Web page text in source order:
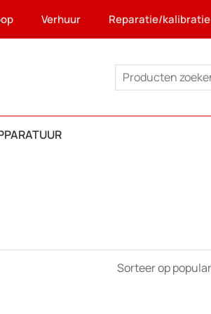
Verhuur Reparatie/kalibratie
Zoeken